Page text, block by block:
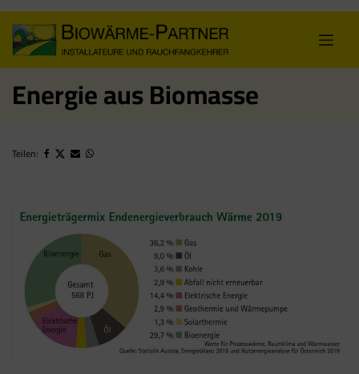
content
Energie aus Biomasse
Teilen: